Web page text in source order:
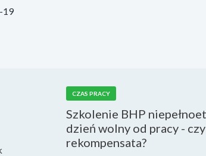
19
CZAS PRACY
Szkolenie BHP
dzień wolny od pracy -
rekompensata?